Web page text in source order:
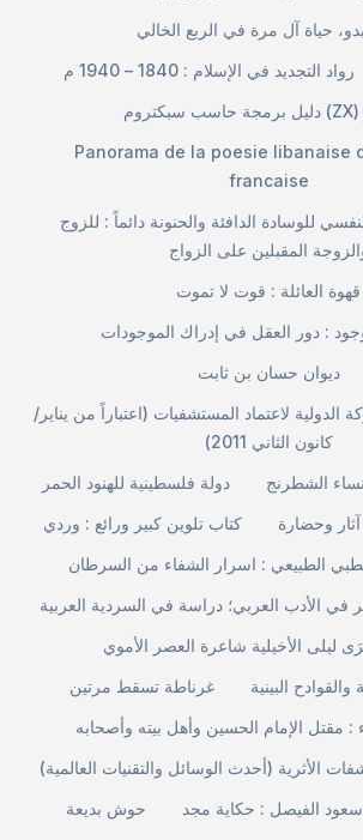
حياة آل مرة في الربع الخالي
رواد التجديد في الإسلام : 1840 – 1940 م
Panorama de la poesie libanaise
francaise
للوسادة الدافئة والحنونة دائماً : للزوج
المقبلين على الزواج
قهوة العائلة : قوت لا تموت
: دور العقل في إدراك الموجودات
ديوان حسان بن ثابت
الدولية لاعتماد المستشفيات (اعتباراً من يناير/
كانون الثاني 2011)
دولة فلسطينية للهنود الحمر
نساء الشطرنج
كتاب تلوين كبير ورائع : وردي
وحضارة
الطبيعي : اسرار الشفاء من السرطان
في الأدب العربي؛ دراسة في السردية العربية
ليلى الأخيلية شاعرة العصر الأموي
غرناطة تسقط مرتين
البينية
مقتل الإمام الحسين وأهل بيته وأصحابه
الأثرية (أحدث الوسائل والتقنيات العالمية)
حوش بديعة
سعود الفيصل : حكاية مجد